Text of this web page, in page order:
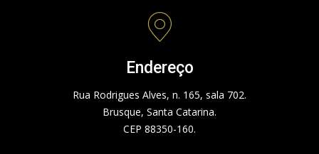
Endereço
Rua Rodrigues Alves, n. 165, sala 702.
Brusque, Santa Catarina.
CEP 88350-160.